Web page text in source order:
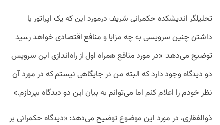
تحلیلگر اندیشکده حکمرانی شریف درمورد این که یک اپراتور با
داشتن چنین سرویسی به چه مزایا و منافع اقتصادی خواهد رسید
توضیح می‌دهد:‌ «در مورد منافع همراه اول از راه‌اندازی این سرویس
دو دیدگاه وجود دارد که البته من در جایگاهی نیستم که در مورد آن
نظر خودم را اعلام کنم اما می‌توانم به بیان این دو دیدگاه بپردازم.»
ذوالفقاری، در مورد این موضوع توضیح می‌دهد: «دیدگاه حکمرانی بر